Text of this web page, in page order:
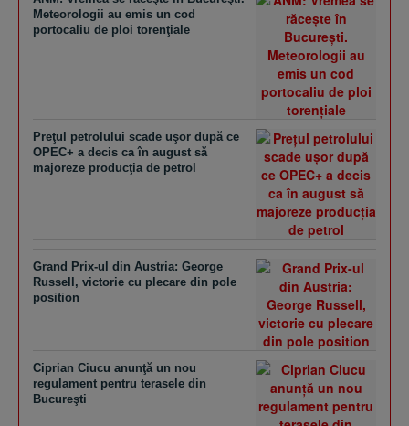
Meteorologii au emis un cod
portocaliu de ploi torenţiale
Preţul petrolului scade uşor după ce
OPEC+ a decis ca în august să
majoreze producţia de petrol
Grand Prix-ul din Austria: George
Russell, victorie cu plecare din pole
position
Ciprian Ciucu anunţă un nou
regulament pentru terasele din
Bucureşti